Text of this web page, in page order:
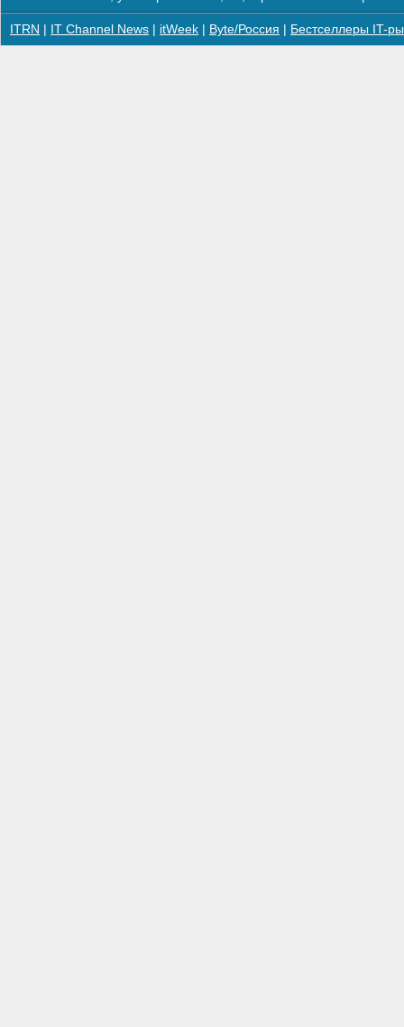
ITRN IT Channel News itWeek Byte/Россия Бестселлеры IT-